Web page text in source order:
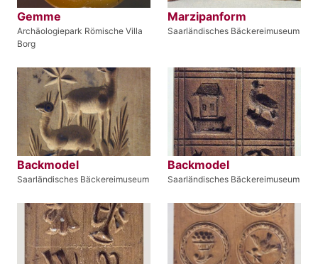
Gemme
Archäologiepark Römische Villa
Borg
Marzipanform
Saarländisches Bäckereimuseum
Backmodel
Saarländisches Bäckereimuseum
Backmodel
Saarländisches Bäckereimuseum